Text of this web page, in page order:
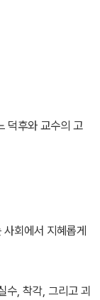
덕후와 교수의 고
회에서 지혜롭게
수, 착각, 그리고 괴